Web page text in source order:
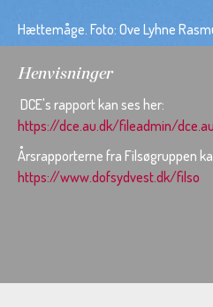
Hættemåge. Foto: Ove Lyhne
Henvisninger
DCE's rapport kan ses her:
https://dce.au.dk/fileadmin/
Årsrapporterne fra Filsøgruppen
https://www.dofsydvest.dk/filso